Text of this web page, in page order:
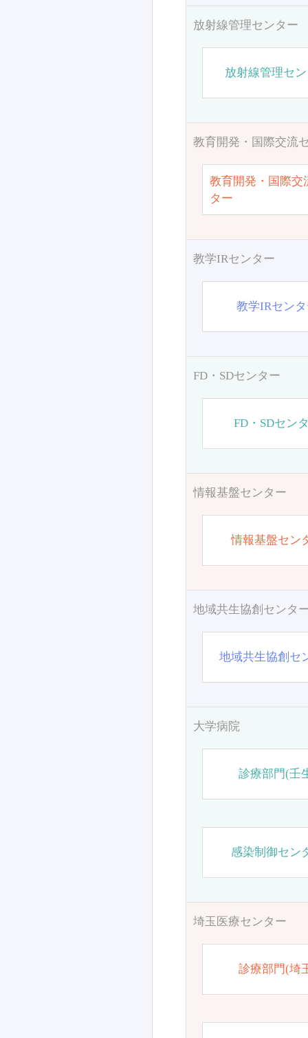
放射線管理センター
放射線管理セ
教育開発・国際交流
教育開発・国際交
ター
教学IRセンター
教学IRセン
FD・SDセンター
FD・SDセン
情報基盤センター
情報基盤セン
地域共生協創センタ
地域共生協創セ
大学病院
診療部門(壬
感染制御セン
埼玉医療センター
診療部門(埼